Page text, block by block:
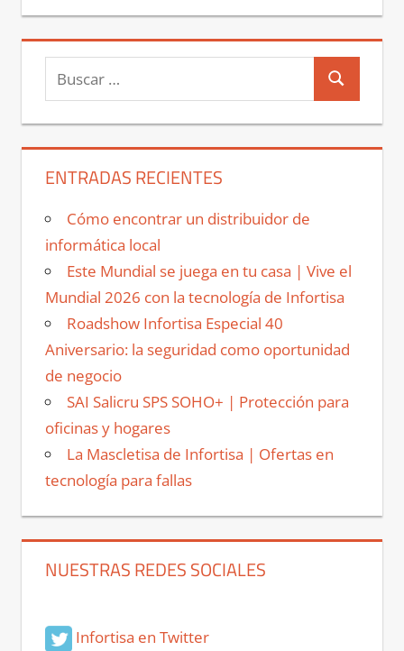
Buscar:
Buscar
ENTRADAS RECIENTES
Cómo encontrar un distribuidor de
informática local
Este Mundial se juega en tu casa | Vive el
Mundial 2026 con la tecnología de Infortisa
Roadshow Infortisa Especial 40
Aniversario: la seguridad como oportunidad
de negocio
SAI Salicru SPS SOHO+ | Protección para
oficinas y hogares
La Mascletisa de Infortisa | Ofertas en
tecnología para fallas
NUESTRAS REDES SOCIALES
Infortisa en Twitter